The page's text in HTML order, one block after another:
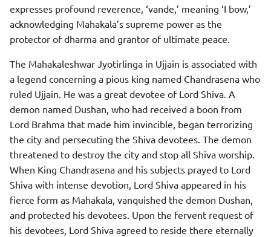
expresses profound reverence, ‘vande,’ meaning ‘I bow,’
acknowledging Mahakala’s supreme power as the
protector of dharma and grantor of ultimate peace.
The Mahakaleshwar Jyotirlinga in Ujjain is associated with
a legend concerning a pious king named Chandrasena who
ruled Ujjain. He was a great devotee of Lord Shiva. A
demon named Dushan, who had received a boon from
Lord Brahma that made him invincible, began terrorizing
the city and persecuting the Shiva devotees. The demon
threatened to destroy the city and stop all Shiva worship.
When King Chandrasena and his subjects prayed to Lord
Shiva with intense devotion, Lord Shiva appeared in his
fierce form as Mahakala, vanquished the demon Dushan,
and protected his devotees. Upon the fervent request of
his devotees, Lord Shiva agreed to reside there eternally